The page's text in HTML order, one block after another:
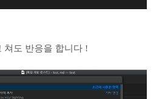
쳐도 반응을 합니다 !